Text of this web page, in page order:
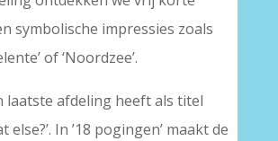
symbolische impressies zoals
of ‘Noordzee’.
laatste afdeling heeft als titel
else?’. In ’18 pogingen’ maakt de